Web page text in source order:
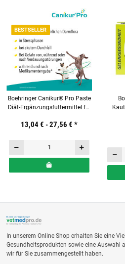
BESTSELLER
Boehringer Canikur® Pro Paste
Diät-Ergänzungsfuttermittel für
13,04 € -27,56 € *
In unserem Online Shop erhalten Sie eine
Gesundheitsprodukten sowie eine Auswahl
wir für Sie zusammengestellt haben.